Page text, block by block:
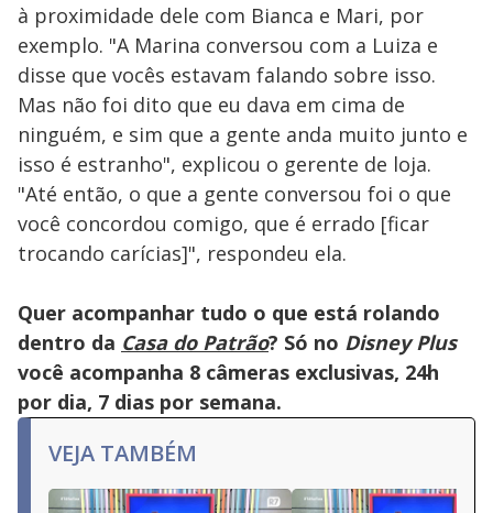
à proximidade dele com Bianca e Mari, por
exemplo. "A Marina conversou com a Luiza e
disse que vocês estavam falando sobre isso.
Mas não foi dito que eu dava em cima de
ninguém, e sim que a gente anda muito junto e
isso é estranho", explicou o gerente de loja.
"Até então, o que a gente conversou foi o que
você concordou comigo, que é errado [ficar
trocando carícias]", respondeu ela.
Quer acompanhar tudo o que está rolando
dentro da Casa do Patrão? Só no Disney Plus
você acompanha 8 câmeras exclusivas, 24h
por dia, 7 dias por semana.
VEJA TAMBÉM